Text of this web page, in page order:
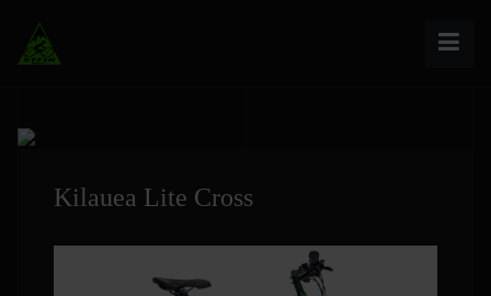
Kilauea Lite Cross